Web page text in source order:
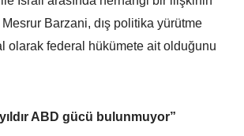
Mesrur Barzani, dış politika yürütme
olarak federal hükümete ait olduğunu
ABD gücü bulunmuyor”